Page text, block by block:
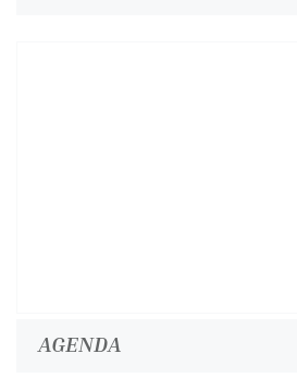
AGENDA